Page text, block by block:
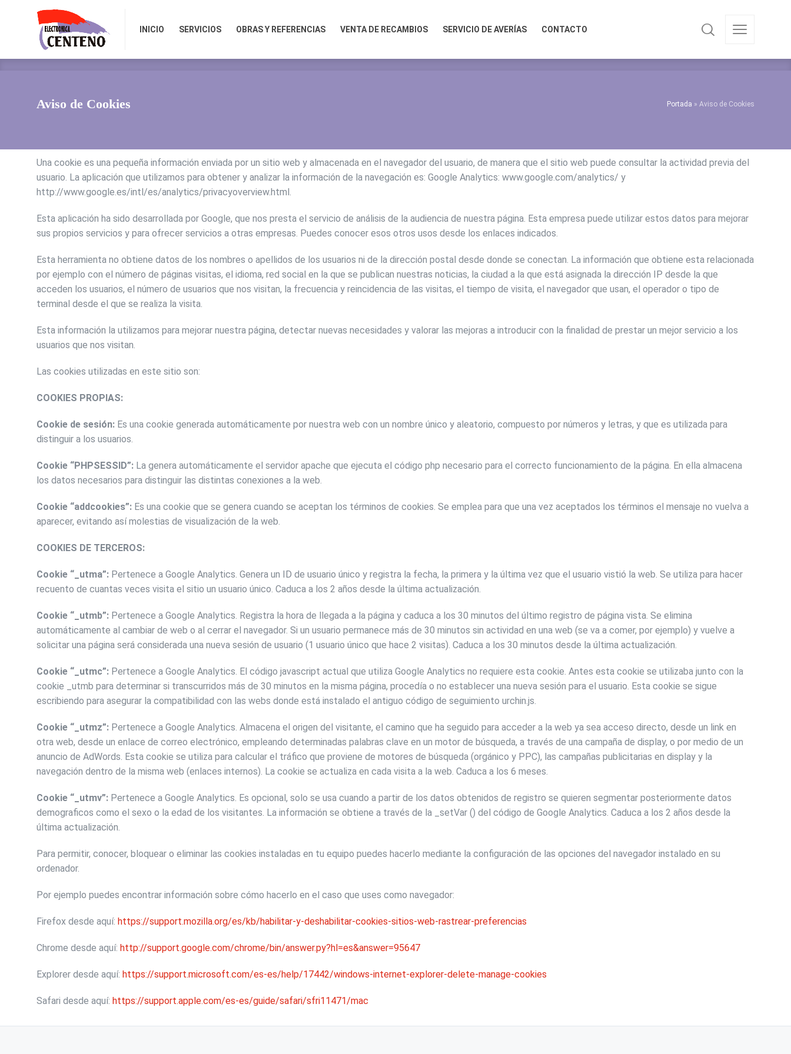
INICIO SERVICIOS OBRAS Y REFERENCIAS VENTA DE RECAMBIOS SERVICIO DE AVERÍAS CONTACTO
Aviso de Cookies Portada » Aviso de Cookies
Una cookie es una pequeña información enviada por un sitio web y almacenada en el navegador del usuario, de manera que el sitio web puede consultar la actividad previa del
usuario. La aplicación que utilizamos para obtener y analizar la información de la navegación es: Google Analytics: www.google.com/analytics/ y
http://www.google.es/intl/es/analytics/privacyoverview.html.
Esta aplicación ha sido desarrollada por Google, que nos presta el servicio de análisis de la audiencia de nuestra página. Esta empresa puede utilizar estos datos para mejorar
sus propios servicios y para ofrecer servicios a otras empresas. Puedes conocer esos otros usos desde los enlaces indicados.
Esta herramienta no obtiene datos de los nombres o apellidos de los usuarios ni de la dirección postal desde donde se conectan. La información que obtiene esta relacionada
por ejemplo con el número de páginas visitas, el idioma, red social en la que se publican nuestras noticias, la ciudad a la que está asignada la dirección IP desde la que
acceden los usuarios, el número de usuarios que nos visitan, la frecuencia y reincidencia de las visitas, el tiempo de visita, el navegador que usan, el operador o tipo de
terminal desde el que se realiza la visita.
Esta información la utilizamos para mejorar nuestra página, detectar nuevas necesidades y valorar las mejoras a introducir con la finalidad de prestar un mejor servicio a los
usuarios que nos visitan.
Las cookies utilizadas en este sitio son:
COOKIES PROPIAS:
Cookie de sesión: Es una cookie generada automáticamente por nuestra web con un nombre único y aleatorio, compuesto por números y letras, y que es utilizada para
distinguir a los usuarios.
Cookie “PHPSESSID”: La genera automáticamente el servidor apache que ejecuta el código php necesario para el correcto funcionamiento de la página. En ella almacena
los datos necesarios para distinguir las distintas conexiones a la web.
Cookie “addcookies”: Es una cookie que se genera cuando se aceptan los términos de cookies. Se emplea para que una vez aceptados los términos el mensaje no vuelva a
aparecer, evitando así molestias de visualización de la web.
COOKIES DE TERCEROS:
Cookie “_utma”: Pertenece a Google Analytics. Genera un ID de usuario único y registra la fecha, la primera y la última vez que el usuario vistió la web. Se utiliza para hacer
recuento de cuantas veces visita el sitio un usuario único. Caduca a los 2 años desde la última actualización.
Cookie “_utmb”: Pertenece a Google Analytics. Registra la hora de llegada a la página y caduca a los 30 minutos del último registro de página vista. Se elimina
automáticamente al cambiar de web o al cerrar el navegador. Si un usuario permanece más de 30 minutos sin actividad en una web (se va a comer, por ejemplo) y vuelve a
solicitar una página será considerada una nueva sesión de usuario (1 usuario único que hace 2 visitas). Caduca a los 30 minutos desde la última actualización.
Cookie “_utmc”: Pertenece a Google Analytics. El código javascript actual que utiliza Google Analytics no requiere esta cookie. Antes esta cookie se utilizaba junto con la
cookie _utmb para determinar si transcurridos más de 30 minutos en la misma página, procedía o no establecer una nueva sesión para el usuario. Esta cookie se sigue
escribiendo para asegurar la compatibilidad con las webs donde está instalado el antiguo código de seguimiento urchin.js.
Cookie “_utmz”: Pertenece a Google Analytics. Almacena el origen del visitante, el camino que ha seguido para acceder a la web ya sea acceso directo, desde un link en
otra web, desde un enlace de correo electrónico, empleando determinadas palabras clave en un motor de búsqueda, a través de una campaña de display, o por medio de un
anuncio de AdWords. Esta cookie se utiliza para calcular el tráfico que proviene de motores de búsqueda (orgánico y PPC), las campañas publicitarias en display y la
navegación dentro de la misma web (enlaces internos). La cookie se actualiza en cada visita a la web. Caduca a los 6 meses.
Cookie “_utmv”: Pertenece a Google Analytics. Es opcional, solo se usa cuando a partir de los datos obtenidos de registro se quieren segmentar posteriormente datos
demograficos como el sexo o la edad de los visitantes. La información se obtiene a través de la _setVar () del código de Google Analytics. Caduca a los 2 años desde la
última actualización.
Para permitir, conocer, bloquear o eliminar las cookies instaladas en tu equipo puedes hacerlo mediante la configuración de las opciones del navegador instalado en su
ordenador.
Por ejemplo puedes encontrar información sobre cómo hacerlo en el caso que uses como navegador:
Firefox desde aquí: https://support.mozilla.org/es/kb/habilitar-y-deshabilitar-cookies-sitios-web-rastrear-preferencias
Chrome desde aquí: http://support.google.com/chrome/bin/answer.py?hl=es&answer=95647
Explorer desde aquí: https://support.microsoft.com/es-es/help/17442/windows-internet-explorer-delete-manage-cookies
Safari desde aquí: https://support.apple.com/es-es/guide/safari/sfri11471/mac